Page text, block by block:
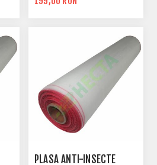
PLASA ANTI-INSECTE